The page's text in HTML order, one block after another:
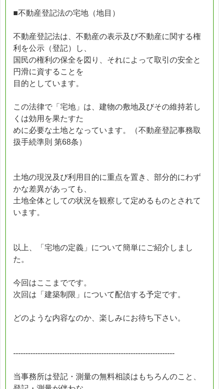
■不動産登記法の宅地（地目）
不動産登記法は、不動産の表示及び不動産に関する権
利を公示（登記）し、
国民の権利の保全を図り、それによって取引の安全と
円滑に資することを
目的としています。
この法律で「宅地」は、建物の敷地及びその維持若し
くは効用を果たすた
めに必要な土地となっています。（不動産登記事務取
扱手続準則 第68条）
土地の現況及び利用目的に重点を置き、部分的にわず
かな差異があっても、
土地全体としての状況を観察して定めるものとされて
います。
以上、「宅地の定義」について簡単にご紹介しまし
た。
今回はここまでです。
次回は「建築制限」について配信する予定です。
どのような内容なのか、楽しみにお待ち下さい。
------------------------------------------------------------------
当事務所は登記・測量の無料相談はもちろんのこと、